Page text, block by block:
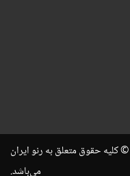
© کلیه حقوق متعلق به رنو ایران
می‌باشد.